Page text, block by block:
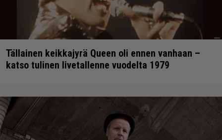
Tällainen keikkajyrä Queen oli ennen vanhaan –
katso tulinen livetallenne vuodelta 1979